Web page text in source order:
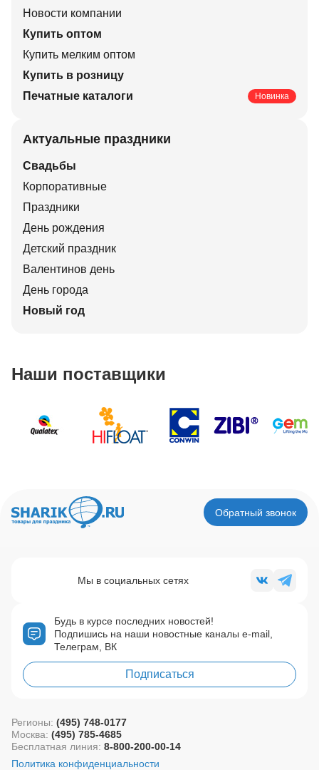
Новости компании
Купить оптом
Купить мелким оптом
Купить в розницу
Печатные каталоги
Новинка
Актуальные праздники
Свадьбы
Корпоративные
Праздники
День рождения
Детский праздник
Валентинов день
День города
Новый год
Наши поставщики
Обратный звонок
Будь в курсе последних новостей!
Подпишись на наши новостные каналы e-mail,
Телеграм, ВК
Подписаться
Мы в социальных сетях
Регионы: (495) 748-0177
Москва: (495) 785-4685
Бесплатная линия: 8-800-200-00-14
Политика конфиденциальности